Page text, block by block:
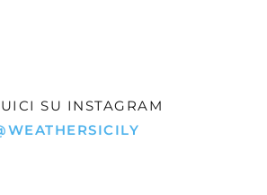
SU INSTAGRAM